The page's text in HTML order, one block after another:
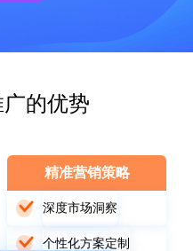
的优势
精准营销策略
深度市场洞察
个性化方案定制
🎬 短视频